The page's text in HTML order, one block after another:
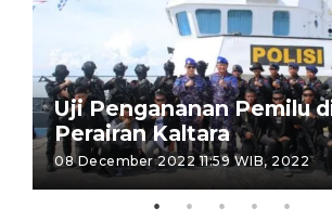
Uji Pengananan Pemilu
Perairan Kaltara
08 December 2022 11:59 WIB, 2022